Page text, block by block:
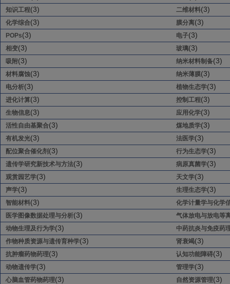
知识工程(3) 二维材料(3)
化学综合(3) 膜分离(3)
POPs(3) 电子(3)
相变(3) 玻璃(3)
吸附(3) 纳米材料制备(3)
材料腐蚀(3) 纳米薄膜(3)
电分析(3) 植物生态学(3)
进化计算(3) 控制工程(3)
生物信息(3) 应用化学(3)
活性自由基聚合(3) 煤地质学(3)
有机发光(3) 法医学(3)
配位聚合催化剂 (3) 行为生态学(3)
遗传学研究新技术与方法(3) 病原真菌学(3)
观赏园艺学(3) 天文学(3)
声学(3) 生理生态学(3)
智能材料(3)
化学计量学与化学
医学图像数据处理与分析(3)
气体放电与放电等
动物生理及行为学(3)
中药抗炎与免疫药
作物种质资源与遗传育种学(3) 肾衰竭(3)
抗肿瘤药物药理(3) 认知功能障碍(3)
动物遗传学(3) 管理学(3)
心脑血管药物药理(3) 自然资源管理(3)